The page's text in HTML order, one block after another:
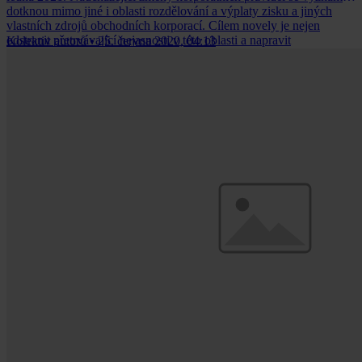
dotknou mimo jiné i oblasti rozdělování a výplaty zisku a jiných
vlastních zdrojů obchodních korporací. Cílem novely je nejen
odstranit přetrvávající nejasnosti v této oblasti a napravit
Kolektiv autorů • 25. června 2020, 04:13